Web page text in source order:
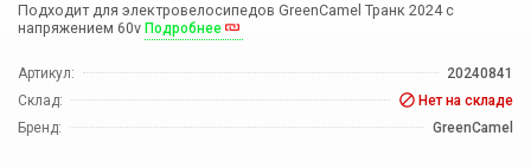
Подходит для электровелосипедов GreenCamel Транк 2024 с
напряжением 60v Подробнее
Артикул:
20240841
Склад:
Нет на складе
Бренд:
GreenCamel